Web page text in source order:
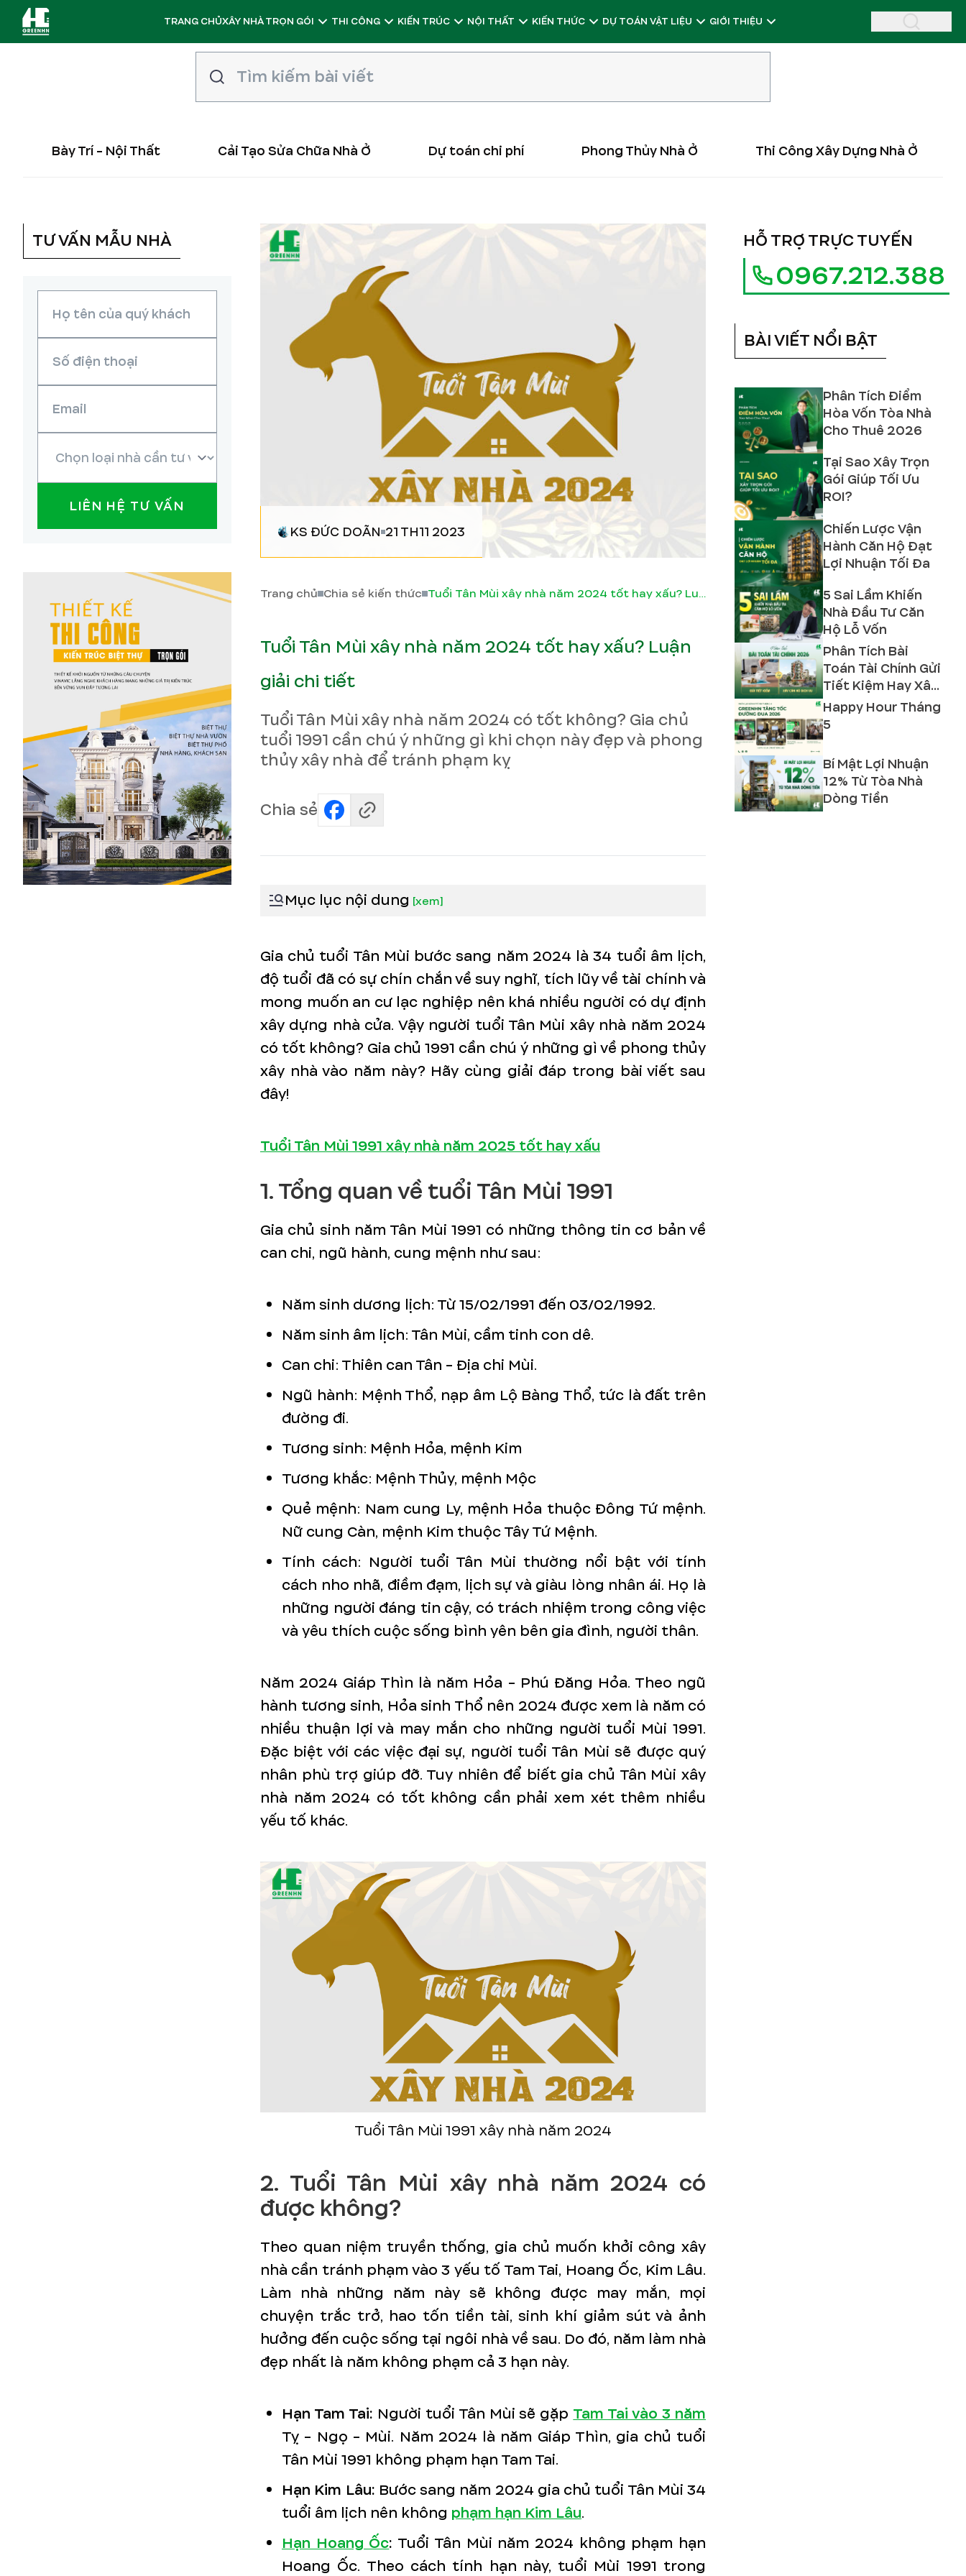
TRANG CHỦXÂY NHÀ TRỌN GÓI THI CÔNG KIẾN TRÚC NỘI THẤT KIẾN THỨC DỰ TOÁN VẬT LIỆU GIỚI THIỆU
Bày Trí - Nội Thất Cải Tạo Sửa Chữa Nhà Ở Dự toán chi phí Phong Thủy Nhà Ở Thi Công Xây Dựng Nhà Ở
TƯ VẤN MẪU NHÀ
LIÊN HỆ TƯ VẤN
KS ĐỨC DOÃN 21 TH11 2023
Trang chủ Chia sẻ kiến thức Tuổi Tân Mùi xây nhà năm 2024 tốt hay xấu? Luận giải chi tiết
Tuổi Tân Mùi xây nhà năm 2024 tốt hay xấu? Luận
giải chi tiết
Tuổi Tân Mùi xây nhà năm 2024 có tốt không? Gia chủ
tuổi 1991 cần chú ý những gì khi chọn này đẹp và phong
thủy xây nhà để tránh phạm kỵ
Chia sẻ
Mục lục nội dung [xem]
Gia chủ tuổi Tân Mùi bước sang năm 2024 là 34 tuổi âm lịch,
độ tuổi đã có sự chín chắn về suy nghĩ, tích lũy về tài chính và
mong muốn an cư lạc nghiệp nên khá nhiều người có dự định
xây dựng nhà cửa. Vậy người tuổi Tân Mùi xây nhà năm 2024
có tốt không? Gia chủ 1991 cần chú ý những gì về phong thủy
xây nhà vào năm này? Hãy cùng giải đáp trong bài viết sau
đây!
Tuổi Tân Mùi 1991 xây nhà năm 2025 tốt hay xấu
1. Tổng quan về tuổi Tân Mùi 1991
Gia chủ sinh năm Tân Mùi 1991 có những thông tin cơ bản về
can chi, ngũ hành, cung mệnh như sau:
Năm sinh dương lịch: Từ 15/02/1991 đến 03/02/1992.
Năm sinh âm lịch: Tân Mùi, cầm tinh con dê.
Can chi: Thiên can Tân - Địa chi Mùi.
Ngũ hành: Mệnh Thổ, nạp âm Lộ Bàng Thổ, tức là đất trên
đường đi.
Tương sinh: Mệnh Hỏa, mệnh Kim
Tương khắc: Mệnh Thủy, mệnh Mộc
Quẻ mệnh: Nam cung Ly, mệnh Hỏa thuộc Đông Tứ mệnh.
Nữ cung Càn, mệnh Kim thuộc Tây Tứ Mệnh.
Tính cách: Người tuổi Tân Mùi thường nổi bật với tính
cách nho nhã, điềm đạm, lịch sự và giàu lòng nhân ái. Họ là
những người đáng tin cậy, có trách nhiệm trong công việc
và yêu thích cuộc sống bình yên bên gia đình, người thân.
Năm 2024 Giáp Thìn là năm Hỏa - Phú Đăng Hỏa. Theo ngũ
hành tương sinh, Hỏa sinh Thổ nên 2024 được xem là năm có
nhiều thuận lợi và may mắn cho những người tuổi Mùi 1991.
Đặc biệt với các việc đại sự, người tuổi Tân Mùi sẽ được quý
nhân phù trợ giúp đỡ. Tuy nhiên để biết gia chủ Tân Mùi xây
nhà năm 2024 có tốt không cần phải xem xét thêm nhiều
yếu tố khác.
Tuổi Tân Mùi 1991 xây nhà năm 2024
2. Tuổi Tân Mùi xây nhà năm 2024 có
được không?
Theo quan niệm truyền thống, gia chủ muốn khởi công xây
nhà cần tránh phạm vào 3 yếu tố Tam Tai, Hoang Ốc, Kim Lâu.
Làm nhà những năm này sẽ không được may mắn, mọi
chuyện trắc trở, hao tốn tiền tài, sinh khí giảm sút và ảnh
hưởng đến cuộc sống tại ngôi nhà về sau. Do đó, năm làm nhà
đẹp nhất là năm không phạm cả 3 hạn này.
Hạn Tam Tai: Người tuổi Tân Mùi sẽ gặp Tam Tai vào 3 năm
Tỵ - Ngọ - Mùi. Năm 2024 là năm Giáp Thìn, gia chủ tuổi
Tân Mùi 1991 không phạm hạn Tam Tai.
Hạn Kim Lâu: Bước sang năm 2024 gia chủ tuổi Tân Mùi 34
tuổi âm lịch nên không phạm hạn Kim Lâu.
Hạn Hoang Ốc: Tuổi Tân Mùi năm 2024 không phạm hạn
Hoang Ốc. Theo cách tính hạn này, tuổi Mùi 1991 trong
HỖ TRỢ TRỰC TUYẾN
0967.212.388
BÀI VIẾT NỔI BẬT
Phân Tích Điểm
Hòa Vốn Tòa Nhà
Cho Thuê 2026
Tại Sao Xây Trọn
Gói Giúp Tối Ưu
ROI?
Chiến Lược Vận
Hành Căn Hộ Đạt
Lợi Nhuận Tối Đa
5 Sai Lầm Khiến
Nhà Đầu Tư Căn
Hộ Lỗ Vốn
Phân Tích Bài
Toán Tài Chính Gửi
Tiết Kiệm Hay Xây
Căn Hộ Dịch Vụ
2026?
Happy Hour Tháng
5
Bí Mật Lợi Nhuận
12% Từ Tòa Nhà
Dòng Tiền